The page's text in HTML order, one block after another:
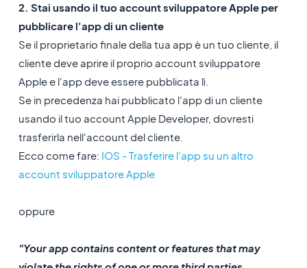
2. Stai usando il tuo account sviluppatore Apple per
pubblicare l'app di un cliente
Se il proprietario finale della tua app è un tuo cliente, il
cliente deve aprire il proprio account sviluppatore
Apple e l'app deve essere pubblicata lì.
Se in precedenza hai pubblicato l'app di un cliente
usando il tuo account Apple Developer, dovresti
trasferirla nell'account del cliente.
Ecco come fare: IOS - Trasferire l'app su un altro
account sviluppatore Apple
oppure
"Your app contains content or features that may